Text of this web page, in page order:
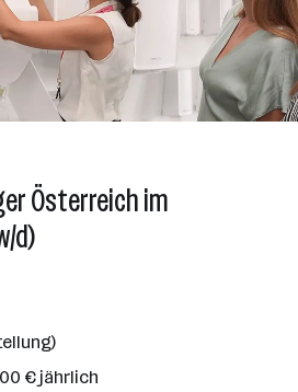
Österreich im
d)
€ jährlich